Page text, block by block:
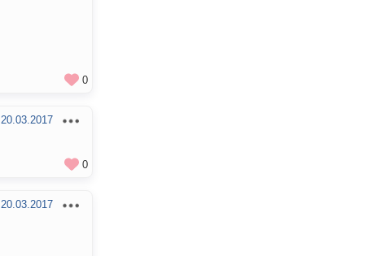
0
20.03.2017
0
20.03.2017